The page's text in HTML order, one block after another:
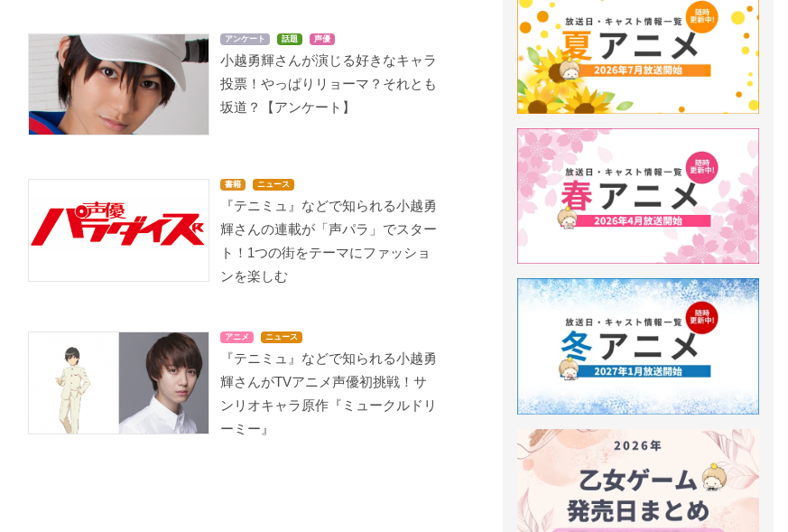
アンケート 話題 声優
小越勇輝さんが演じる好きなキャラ
投票！やっぱりリョーマ？それとも
坂道？【アンケート】
書籍 ニュース
『テニミュ』などで知られる小越勇
輝さんの連載が「声パラ」でスター
ト！1つの街をテーマにファッショ
ンを楽しむ
アニメ ニュース
『テニミュ』などで知られる小越勇
輝さんがTVアニメ声優初挑戦！サ
ンリオキャラ原作『ミュークルドリ
ーミー』